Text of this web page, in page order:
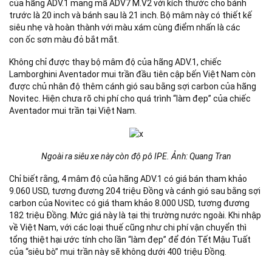
của hãng ADV.1 mang mã ADV7 M.V2 với kích thước cho bánh
trước là 20 inch và bánh sau là 21 inch. Bộ mâm này có thiết kế
siêu nhẹ và hoàn thành với màu xám cùng điểm nhấn là các
con ốc sơn màu đỏ bắt mắt.
Không chỉ được thay bộ mâm độ của hãng ADV.1, chiếc
Lamborghini Aventador mui trần đầu tiên cập bến Việt Nam còn
được chủ nhân độ thêm cánh gió sau bằng sợi carbon của hãng
Novitec. Hiện chưa rõ chi phí cho quá trình “làm đẹp” của chiếc
Aventador mui trần tại Việt Nam.
Ngoài ra siêu xe này còn độ pô IPE. Ảnh: Quang Tran
Chỉ biết rằng, 4 mâm độ của hãng ADV.1 có giá bán tham khảo
9.060 USD, tương đương 204 triệu Đồng và cánh gió sau bằng sợi
carbon của Novitec có giá tham khảo 8.000 USD, tương đương
182 triệu Đồng. Mức giá này là tại thị trường nước ngoài. Khi nhập
về Việt Nam, với các loại thuế cũng như chi phí vận chuyển thì
tổng thiệt hại ước tính cho lần “làm đẹp” để đón Tết Mậu Tuất
của “siêu bò” mui trần này sẽ không dưới 400 triệu Đồng.